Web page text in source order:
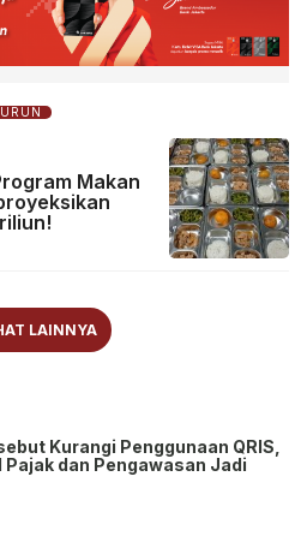
Makan
LAINNYA
Kurangi Penggunaan QRIS,
dan Pengawasan Jadi